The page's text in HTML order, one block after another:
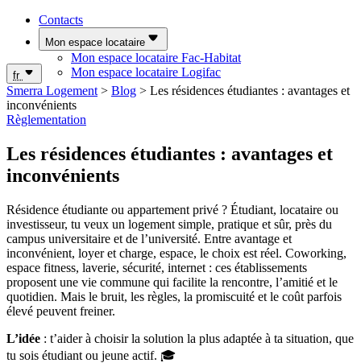
Contacts
Mon espace locataire
Mon espace locataire Fac-Habitat
Mon espace locataire Logifac
fr
Smerra Logement > Blog > Les résidences étudiantes : avantages et
inconvénients
Règlementation
Les résidences étudiantes : avantages et
inconvénients
Résidence étudiante ou appartement privé ? Étudiant, locataire ou
investisseur, tu veux un logement simple, pratique et sûr, près du
campus universitaire et de l’université. Entre avantage et
inconvénient, loyer et charge, espace, le choix est réel. Coworking,
espace fitness, laverie, sécurité, internet : ces établissements
proposent une vie commune qui facilite la rencontre, l’amitié et le
quotidien. Mais le bruit, les règles, la promiscuité et le coût parfois
élevé peuvent freiner.
L’idée : t’aider à choisir la solution la plus adaptée à ta situation, que
tu sois étudiant ou jeune actif. 🎓